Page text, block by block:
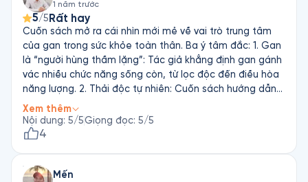
1 năm trước
5/5 Rất hay
Cuốn sách mở ra cái nhìn mới mẻ về vai trò trung tâm
của gan trong sức khỏe toàn thân. Ba ý tâm đắc: 1. Gan
là “người hùng thầm lặng”: Tác giả khẳng định gan gánh
vác nhiều chức năng sống còn, từ lọc độc đến điều hòa
năng lượng. 2. Thải độc tự nhiên: Cuốn sách hướng dẫn
chi tiết cách hỗ trợ gan thải độc qua chế độ ăn, nước
ép, và lối sống lành mạnh. 3. Nguyên nhân thực sự của
bệnh mãn tính: Anthony William chỉ ra gan nhiễm độc là
trong.
Xem thêm
Nội dung: 5/5Giọng đọc: 5/5
4
Mến